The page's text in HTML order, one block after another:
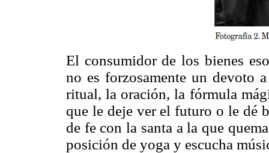
El consumidor de los bienes
no es forzosamente un devoto
ritual, la oración, la fórmula
que le deje ver el futuro o le dé
de fe con la santa a la que
posición de yoga y escucha